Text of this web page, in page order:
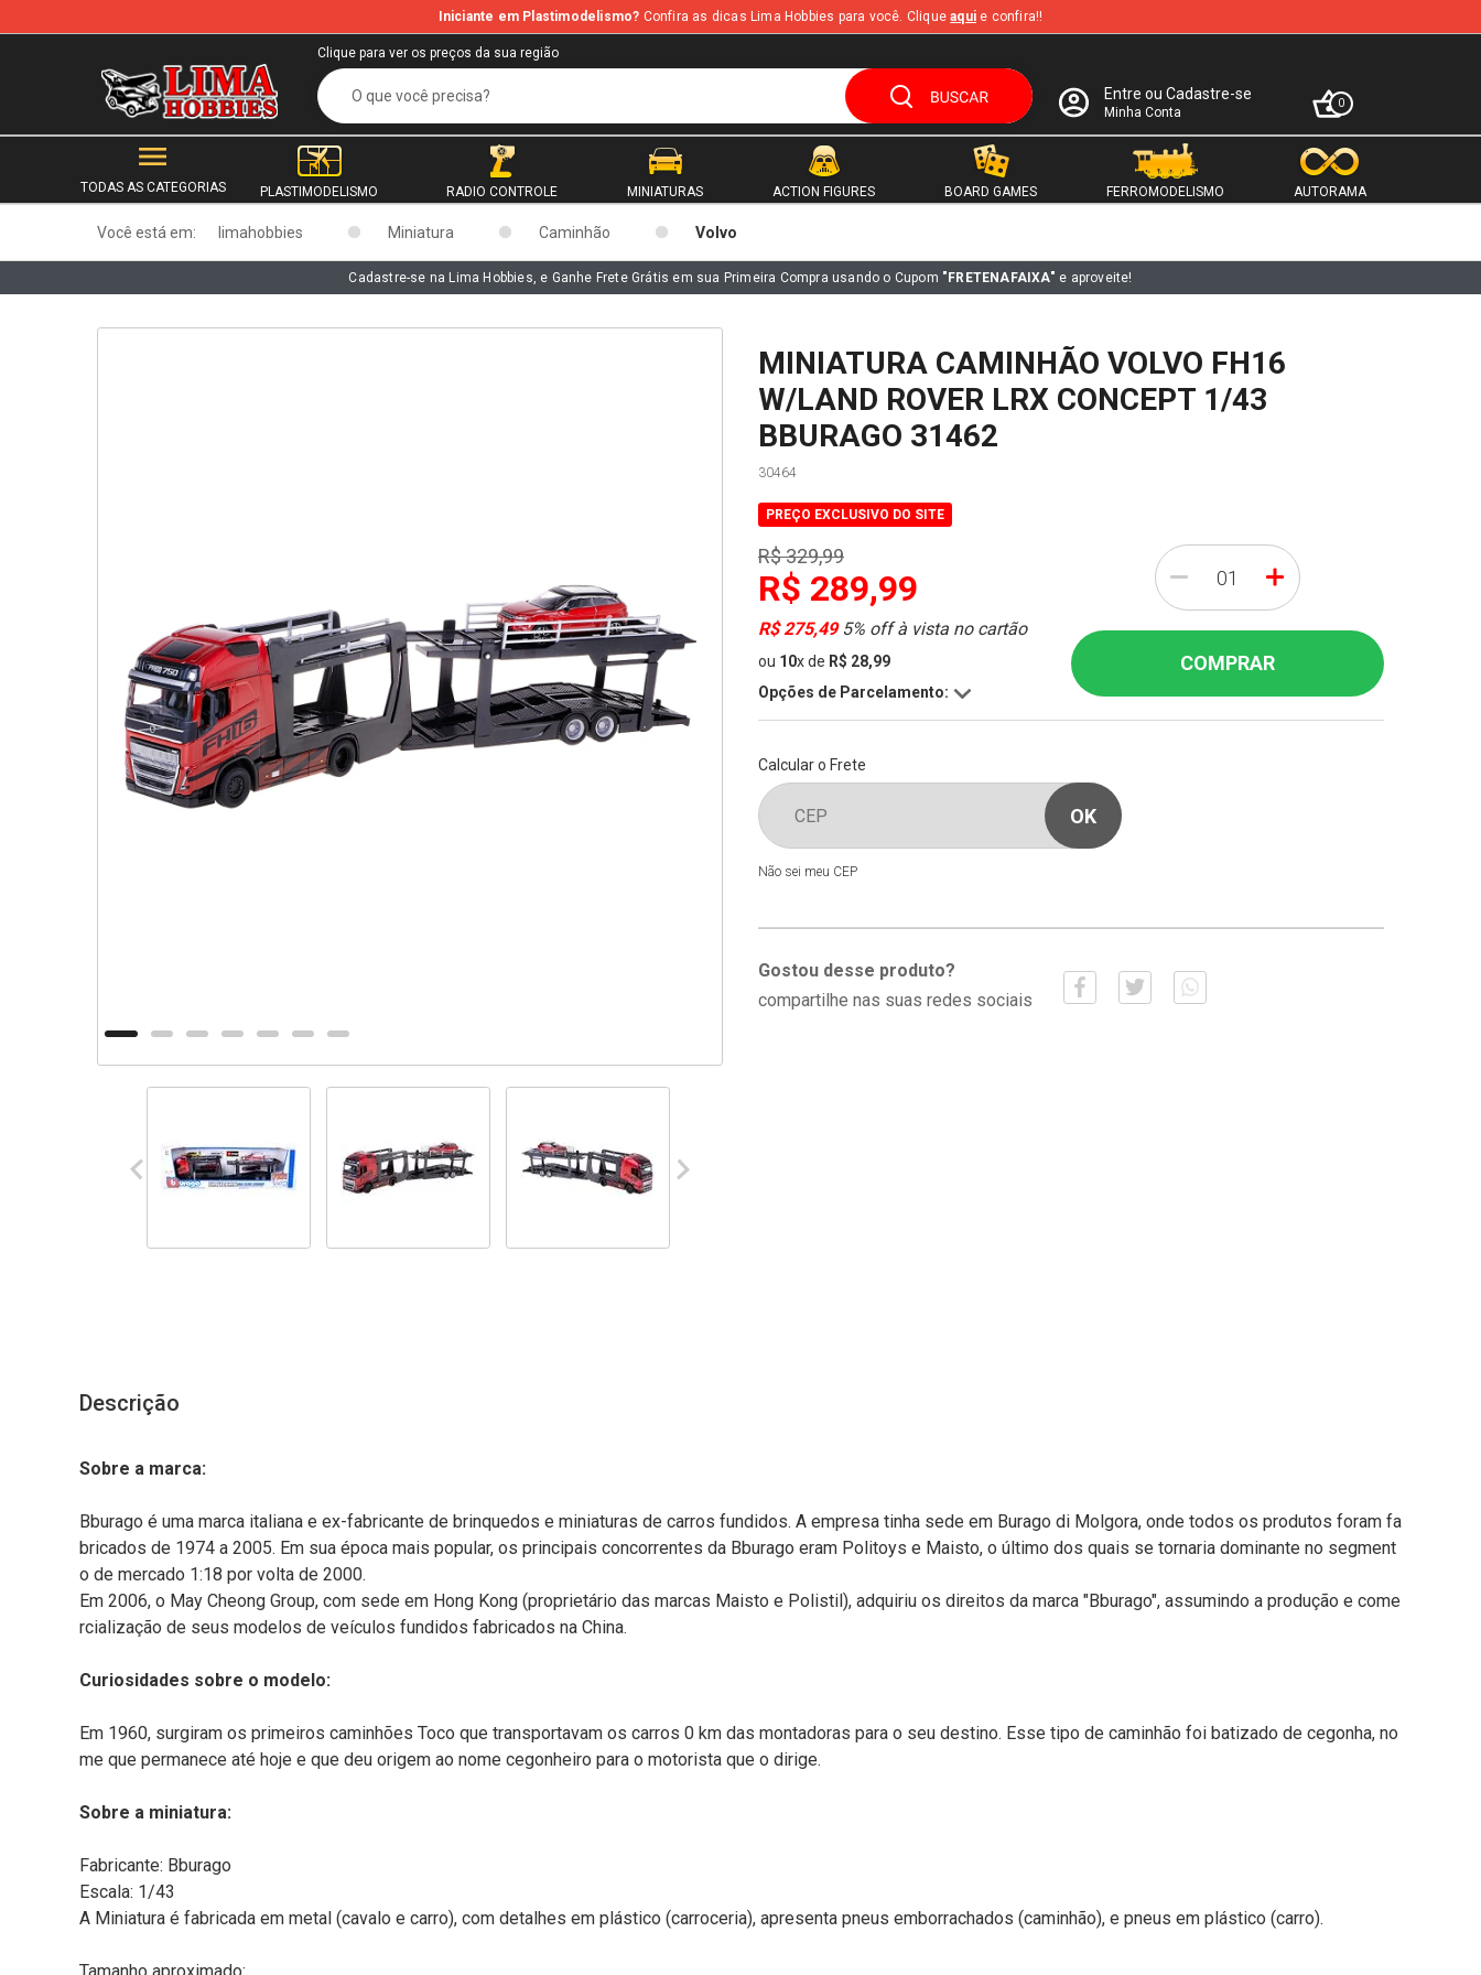
b
Iniciante em Plastimodelismo? Confira as dicas Lima Hobbies para você. Cliqueaqui e confira!!
Clique para ver os preços da sua região
Entre ou Cadastre-se
Minha Conta
0
TODAS AS CATEGORIAS PLASTIMODELISMO RADIO CONTROLE MINIATURAS ACTION FIGURES BOARD GAMES FERROMODELISMO AUTORAMA
Você está em: limahobbies Miniatura Caminhão Volvo
Cadastre-se na Lima Hobbies, e Ganhe Frete Grátis em sua Primeira Compra usando o Cupom "FRETENAFAIXA" e aproveite!
MINIATURA CAMINHÃO VOLVO FH16
W/LAND ROVER LRX CONCEPT 1/43
BBURAGO 31462
30464
PREÇO EXCLUSIVO DO SITE
R$ 329,99
R$ 289,99
R$ 275,495% off à vista no cartão
ou 10xde R$ 28,99
Opções de Parcelamento:
- +
COMPRAR
Calcular o Frete
Não sei meu CEP
Gostou desse produto?
compartilhe nas suas redes sociais
Descrição
Sobre a marca:
Bburago é uma marca italiana e ex-fabricante de brinquedos e miniaturas de carros fundidos. A empresa tinha sede em Burago di Molgora, onde todos os produtos foram fa
bricados de 1974 a 2005. Em sua época mais popular, os principais concorrentes da Bburago eram Politoys e Maisto, o último dos quais se tornaria dominante no segment
o de mercado 1:18 por volta de 2000.
Em 2006, o May Cheong Group, com sede em Hong Kong (proprietário das marcas Maisto e Polistil), adquiriu os direitos da marca "Bburago", assumindo a produção e come
rcialização de seus modelos de veículos fundidos fabricados na China.
Curiosidades sobre o modelo:
Em 1960, surgiram os primeiros caminhões Toco que transportavam os carros 0 km das montadoras para o seu destino. Esse tipo de caminhão foi batizado de cegonha, no
me que permanece até hoje e que deu origem ao nome cegonheiro para o motorista que o dirige.
Sobre a miniatura:
Fabricante: Bburago
Escala: 1/43
A Miniatura é fabricada em metal (cavalo e carro), com detalhes em plástico (carroceria), apresenta pneus emborrachados (caminhão), e pneus em plástico (carro).